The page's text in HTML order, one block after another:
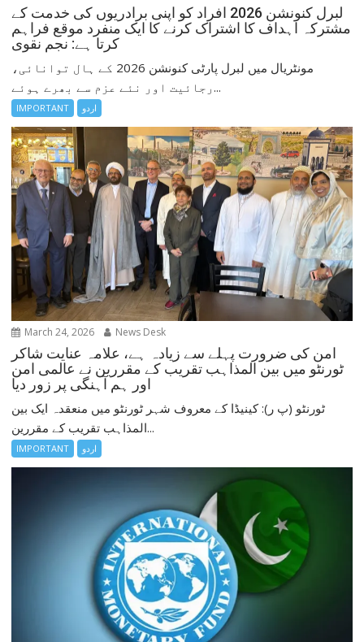
لبرل کنونشن 2026 افراد کو اپنی برادریوں کی خدمت کے
مشترکہ اہداف کا اشتراک کرنے کا ایک منفرد موقع فراہم
کرتا ہے: نجم نقوی
مونٹریال میں لبرل پارٹی کنونشن 2026 کے ہال توانائی،
رجائیت اور نئے عزم سے بھرے ہوئے...
IMPORTANT اردو
March 24, 2026 News Desk
امن کی ضرورت پہلے سے زیادہ ہے، علامہ عنایت شاکر
ٹورنٹو میں بین المذاہب تقریب کے مقررین نے عالمی امن
اور ہم آہنگی پر زور دیا
ٹورنٹو (پ ر): کینیڈا کے معروف شہر ٹورنٹو میں منعقدہ ایک بین
المذاہب تقریب کے مقررین...
IMPORTANT اردو